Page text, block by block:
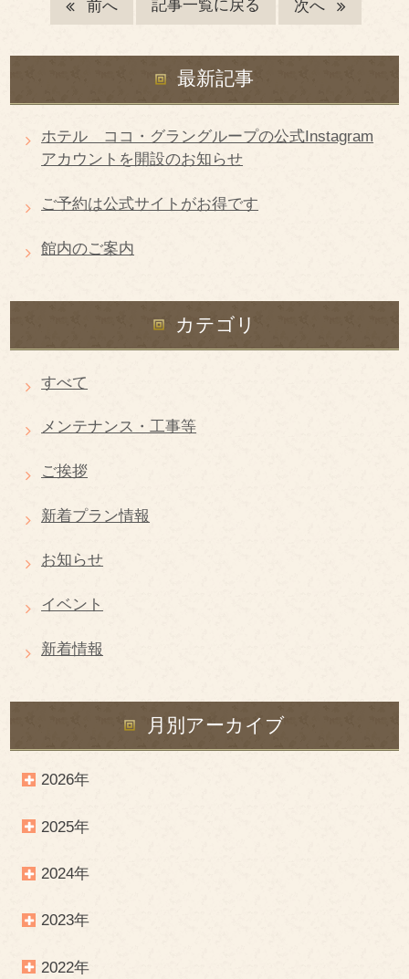
前へ 記事一覧に戻る 次へ
最新記事
ホテル ココ・グラングループの公式Instagram
アカウントを開設のお知らせ
ご予約は公式サイトがお得です
館内のご案内
カテゴリ
すべて
メンテナンス・工事等
ご挨拶
新着プラン情報
お知らせ
イベント
新着情報
月別アーカイブ
2026年
2025年
2024年
2023年
2022年